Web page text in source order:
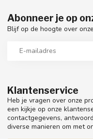
Klantenservice
Heb je vragen over onze
een kijkje op onze
contactgegevens,
diverse manieren om met
Abonneer je op
Blijf op de hoogte over